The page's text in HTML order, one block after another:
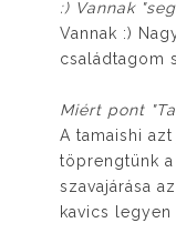
:) Vannak
Vannak :)
családtagom
Miért pont
A tamaishi
töprengtünk a
szavajárása
kavics legyen